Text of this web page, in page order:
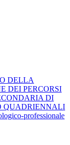
DELLA
DEI PERCORSI
DI
QUADRIENNALI
professionale